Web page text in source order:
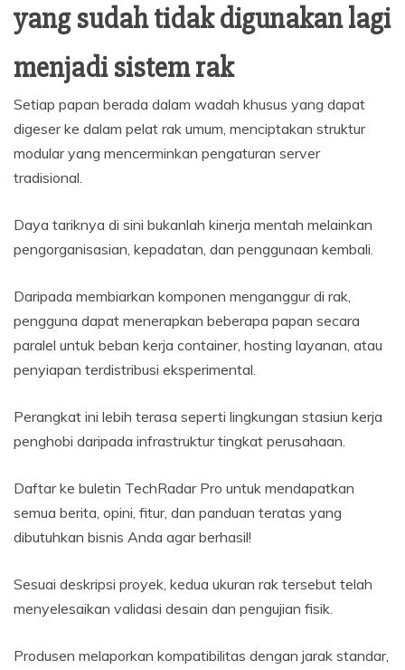
yang sudah tidak digunakan lagi
menjadi sistem rak
Setiap papan berada dalam wadah khusus yang dapat
digeser ke dalam pelat rak umum, menciptakan struktur
modular yang mencerminkan pengaturan server
tradisional.
Daya tariknya di sini bukanlah kinerja mentah melainkan
pengorganisasian, kepadatan, dan penggunaan kembali.
Daripada membiarkan komponen menganggur di rak,
pengguna dapat menerapkan beberapa papan secara
paralel untuk beban kerja container, hosting layanan, atau
penyiapan terdistribusi eksperimental.
Perangkat ini lebih terasa seperti lingkungan stasiun kerja
penghobi daripada infrastruktur tingkat perusahaan.
Daftar ke buletin TechRadar Pro untuk mendapatkan
semua berita, opini, fitur, dan panduan teratas yang
dibutuhkan bisnis Anda agar berhasil!
Sesuai deskripsi proyek, kedua ukuran rak tersebut telah
menyelesaikan validasi desain dan pengujian fisik.
Produsen melaporkan kompatibilitas dengan jarak standar,